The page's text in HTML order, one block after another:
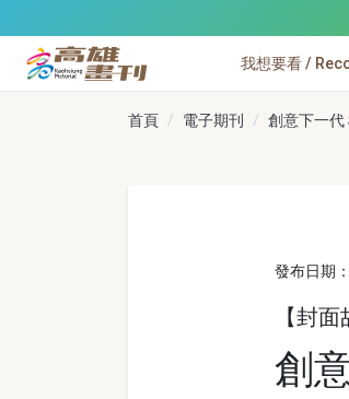
高雄畫刊
我想要看 /
首頁 電子期刊 創意下一代
發布日期
【封面
創